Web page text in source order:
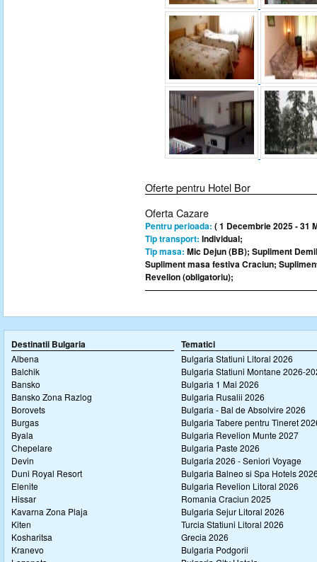
Oferte pentru Hotel Bor
Oferta Cazare
Pentru perioada: ( 1 Decembrie 2025 - 31
Tip transport: Individual;
Tip masa: Mic Dejun (BB); Supliment
Supliment masa festiva Craciun;
Revelion (obligatoriu);
Destinatii Bulgaria
Albena
Balchik
Bansko
Bansko Zona Razlog
Borovets
Burgas
Byala
Chepelare
Devin
Duni Royal Resort
Elenite
Hissar
Kavarna Zona Plaja
Kiten
Kosharitsa
Kranevo
Tematici
Bulgaria Statiuni Litoral 2026
Bulgaria Statiuni Montane 2026-
Bulgaria 1 Mai 2026
Bulgaria Rusalii 2026
Bulgaria - Bal de Absolvire 2026
Bulgaria Tabere pentru Tineret
Bulgaria Revelion Munte 2027
Bulgaria Paste 2026
Bulgaria 2026 - Seniori Voyage
Bulgaria Balneo si Spa Hotels
Bulgaria Revelion Litoral 2026
Romania Craciun 2025
Bulgaria Sejur Litoral 2026
Turcia Statiuni Litoral 2026
Grecia 2026
Bulgaria Podgorii